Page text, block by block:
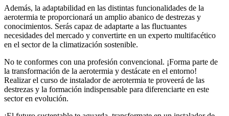
Además, la adaptabilidad en las distintas funcionalidades de la
aerotermia te proporcionará un amplio abanico de destrezas y
conocimientos. Serás capaz de adaptarte a las fluctuantes
necesidades del mercado y convertirte en un experto multifacético
en el sector de la climatización sostenible.
No te conformes con una profesión convencional. ¡Forma parte de
la transformación de la aerotermia y destácate en el entorno!
Realizar el curso de instalador de aerotermia te proveerá de las
destrezas y la formación indispensable para diferenciarte en este
sector en evolución.